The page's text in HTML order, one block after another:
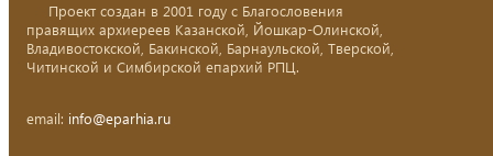
Проект создан в 2001 году с Благословения
правящих архиереев Казанской, Йошкар-Олинской,
Владивостокской, Бакинской, Барнаульской, Тверской,
Читинской и Симбирской епархий РПЦ.
email: info@eparhia.ru